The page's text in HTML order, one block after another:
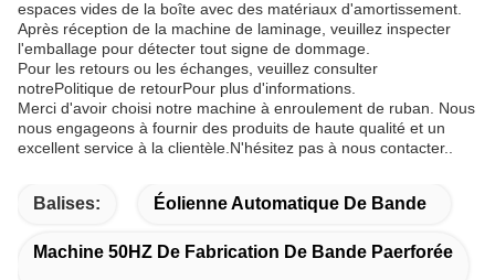
espaces vides de la boîte avec des matériaux d'amortissement.
Après réception de la machine de laminage, veuillez inspecter
l'emballage pour détecter tout signe de dommage.
Pour les retours ou les échanges, veuillez consulter
notrePolitique de retourPour plus d'informations.
Merci d'avoir choisi notre machine à enroulement de ruban. Nous
nous engageons à fournir des produits de haute qualité et un
excellent service à la clientèle.N'hésitez pas à nous contacter..
Balises: Éolienne Automatique De Bande
Machine 50HZ De Fabrication De Bande Paerforée